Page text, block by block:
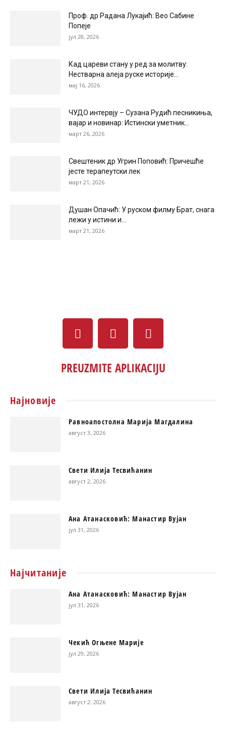
Проф. др Радана Лукајић: Вео Сабине
Попеје
јул 28, 2026
Кад цареви стану у ред за молитву:
Нестварна алеја руске историје...
мај 16, 2026
ЧУДО интервју – Сузана Рудић песникиња,
вајар и новинар: Истински уметник...
март 26, 2026
Свештеник др Угрин Поповић: Причешће
јесте терапеутски лек
март 21, 2026
Душан Опачић: У руском филму Брат, снага
лежи у истини и...
март 21, 2026
PREUZMITE APLIKACIJU
Најновије
Равноапостолна Марија Магдалина
август 3, 2026
Свети Илија Тесвићанин
август 2, 2026
Ана Атанасковић: Манастир Вујан
јул 31, 2026
Најчитаније
Ана Атанасковић: Манастир Вујан
јул 31, 2026
Чекић Огњене Марије
јул 29, 2026
Свети Илија Тесвићанин
август 2, 2026